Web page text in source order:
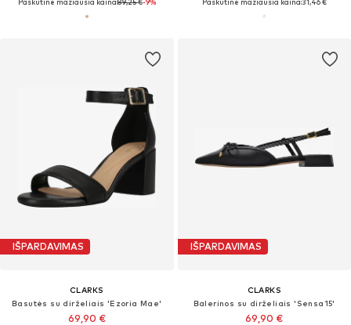
Paskutinė mažiausia kaina:89,25 €-9%
Paskutinė mažiausia kaina:31,46 €
IŠPARDAVIMAS
CLARKS
Basutės su dirželiais 'Ezoria Mae'
69,90 €
IŠPARDAVIMAS
CLARKS
Balerinos su dirželiais 'Sensa15'
69,90 €